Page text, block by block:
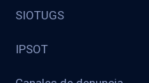
SIOTUGS
IPSOT